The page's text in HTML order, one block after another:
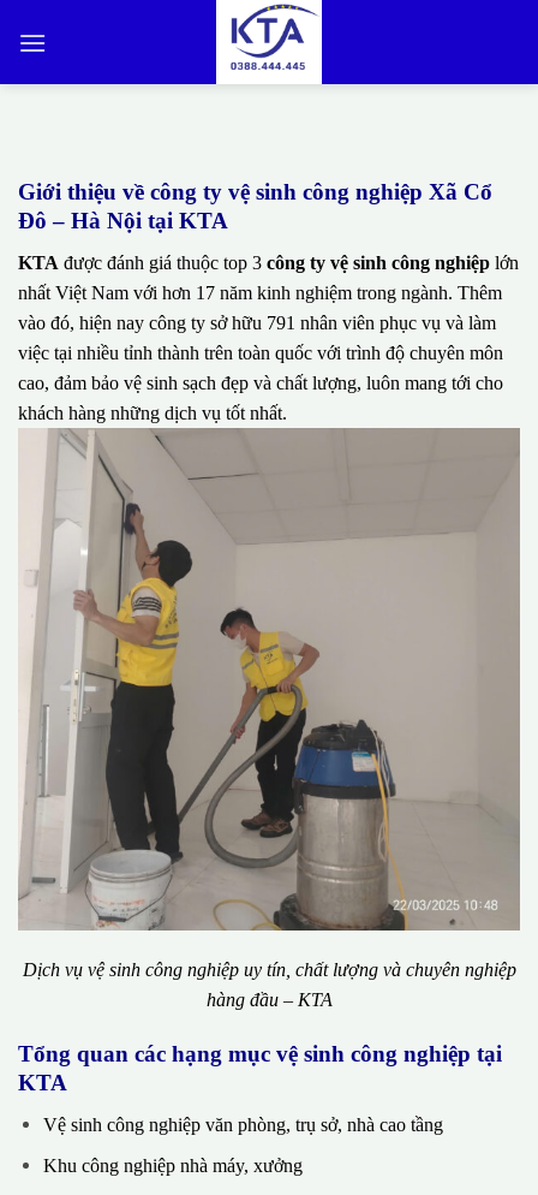
qua
Giới thiệu về công ty vệ sinh công nghiệp Xã Cổ
Đô – Hà Nội tại KTA
KTA được đánh giá thuộc top 3 công ty vệ sinh công nghiệp lớn
nhất Việt Nam với hơn 17 năm kinh nghiệm trong ngành. Thêm
vào đó, hiện nay công ty sở hữu 791 nhân viên phục vụ và làm
việc tại nhiều tỉnh thành trên toàn quốc với trình độ chuyên môn
cao, đảm bảo vệ sinh sạch đẹp và chất lượng, luôn mang tới cho
khách hàng những dịch vụ tốt nhất.
Dịch vụ vệ sinh công nghiệp uy tín, chất lượng và chuyên nghiệp
hàng đầu – KTA
Tổng quan các hạng mục vệ sinh công nghiệp tại
KTA
Vệ sinh công nghiệp văn phòng, trụ sở, nhà cao tầng
Khu công nghiệp nhà máy, xưởng